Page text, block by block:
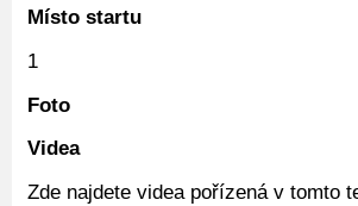
Místo startu
1
Foto
Videa
Zde najdete videa pořízená v tomto